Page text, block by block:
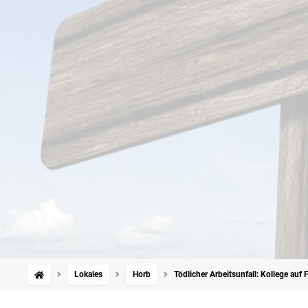
Lokales Horb Tödlicher Arbeitsunfall: Kollege auf